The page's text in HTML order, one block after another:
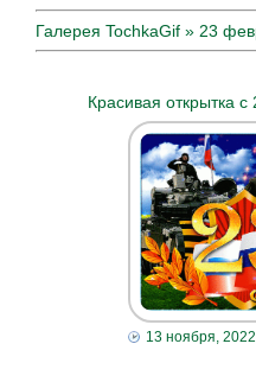
Галерея TochkaGif » 23
Красивая открытка
13 ноября, 2022